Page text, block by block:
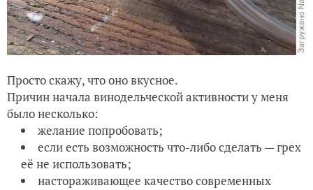
Просто скажу, что оно вкусное.
Причин начала винодельческой активности у меня
было несколько:
желание попробовать;
если есть возможность что-либо сделать — грех
её не использовать;
настораживающее качество современных